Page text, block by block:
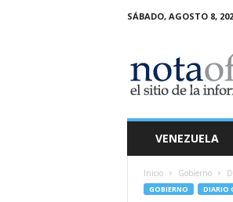
SÁBADO, AGOSTO 8,
a
O
VENEZUELA
Inicio Gobierno
GOBIERNO DIARIO